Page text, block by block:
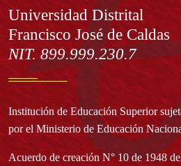
Información
Universidad Distrital
Francisco José de Caldas
NIT. 899.999.230.7
Institución de Educación Superior
por el Ministerio de Educación
Acuerdo de creación N° 10 de 1948